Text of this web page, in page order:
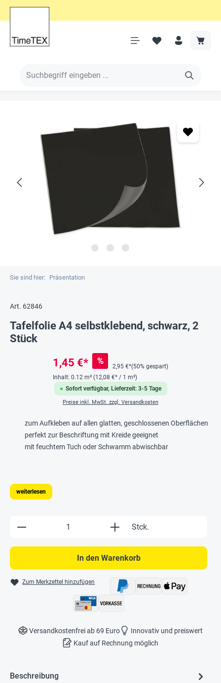
Sie sind hier: Präsentation
Art. 62846
Tafelfolie A4 selbstklebend, schwarz, 2
Stück
Sofort verfügbar, Lieferzeit: 3-5 Tage
1,45 €* %
2,95 €*(50% gespart)
Inhalt: 0.12 m² (12,08 €* / 1 m²)
Preise inkl. MwSt. zzgl. Versandkosten
zum Aufkleben auf allen glatten, geschlossenen Oberflächen
perfekt zur Beschriftung mit Kreide geeignet
mit feuchtem Tuch oder Schwamm abwischbar
weiterlesen
Produkt Anzahl: Gib den gewünschten
Stck.
In den Warenkorb
Zum Merkzettel hinzufügen
Versandkostenfrei ab 69 Euro
Innovativ und preiswert
Kauf auf Rechnung möglich
Beschreibung